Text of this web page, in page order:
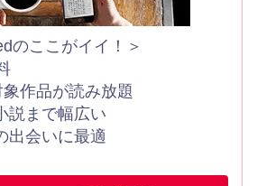
のここがイイ！＞
作品が読み放題
説まで幅広い
出会いに最適